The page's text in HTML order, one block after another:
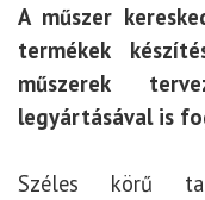
A műszer
termékek
műszerek
legyártásával is
Széles körű